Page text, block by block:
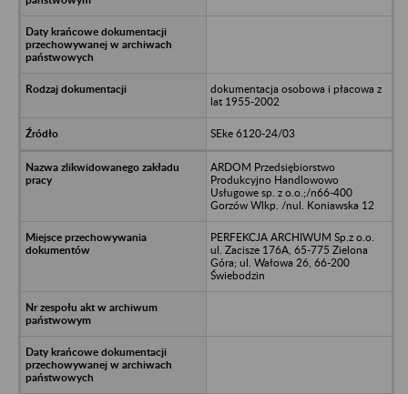
dokumentacja osobowa i płacowa z
lat 1955-2002
SEke 6120-24/03
ARDOM Przedsiębiorstwo
Produkcyjno Handlowowo
Usługowe sp. z o.o.;/n66-400
Gorzów Wlkp. /nul. Koniawska 12
PERFEKCJA ARCHIWUM Sp.z o.o.
ul. Zacisze 176A, 65-775 Zielona
Góra; ul. Wałowa 26, 66-200
Świebodzin